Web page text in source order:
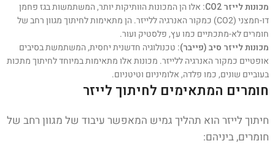
מכונות לייזר CO2:
אלו הן המכונות הוותיקות יותר, המשתמשות בגז פחמן
דו-חמצני (CO2) כמקור האנרגיה ללייזר. הן מתאימות לחיתוך מגוון רחב של
חומרים לא-מתכתיים כמו עץ, פלסטיק ועור.
מכונות לייזר סיב (פייבר): טכנולוגיה חדשנית יחסית, המשתמשת בסיבים
אופטיים כמקור האנרגיה ללייזר. מכונות אלו מתאימות במיוחד לחיתוך מתכות
בעוביים שונים, כמו פלדה, אלומיניום וטיטניום.
חומרים המתאימים לחיתוך לייזר
חיתוך לייזר הוא תהליך גמיש המאפשר עיבוד של מגוון רחב של
חומרים, ביניהם: